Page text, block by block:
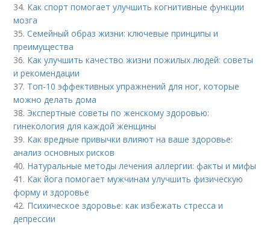
34. Как спорт помогает улучшить когнитивные функции
мозга
35.Семейный образ жизни: ключевые принципы и
преимущества
36. Как улучшить качество жизни пожилых людей: советы
и рекомендации
37. Топ-10 эффективных упражнений для ног, которые
можно делать дома
38. Экспертные советы по женскому здоровью:
гинекология для каждой женщины
39. Как вредные привычки влияют на ваше здоровье:
анализ основных рисков
40. Натуральные методы лечения аллергии: факты и мифы
41. Как йога помогает мужчинам улучшить физическую
форму и здоровье
42. Психическое здоровье: как избежать стресса и
депрессии